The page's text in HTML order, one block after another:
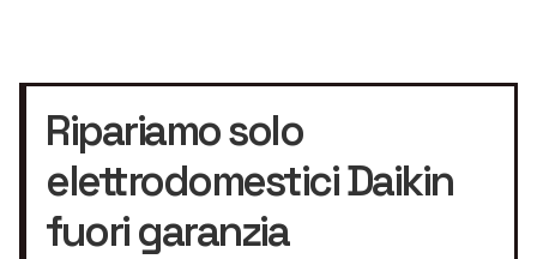
Ripariamo solo
elettrodomestici Daikin
fuori garanzia